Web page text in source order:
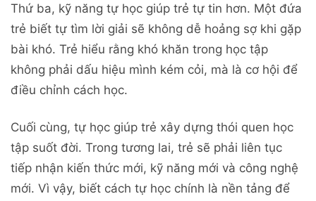
Thứ ba, kỹ năng tự học giúp trẻ tự tin hơn. Một đứa
trẻ biết tự tìm lời giải sẽ không dễ hoảng sợ khi gặp
bài khó. Trẻ hiểu rằng khó khăn trong học tập
không phải dấu hiệu mình kém cỏi, mà là cơ hội để
điều chỉnh cách học.
Cuối cùng, tự học giúp trẻ xây dựng thói quen học
tập suốt đời. Trong tương lai, trẻ sẽ phải liên tục
tiếp nhận kiến thức mới, kỹ năng mới và công nghệ
mới. Vì vậy, biết cách tự học chính là nền tảng để